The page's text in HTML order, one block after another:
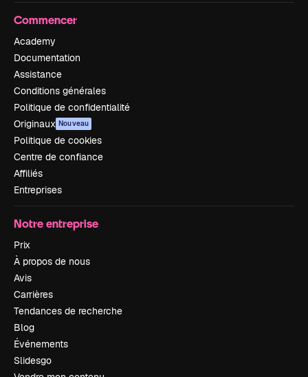
Commencer
Academy
Documentation
Assistance
Conditions générales
Politique de confidentialité
Originaux Nouveau
Politique de cookies
Centre de confiance
Affiliés
Entreprises
Notre entreprise
Prix
À propos de nous
Avis
Carrières
Tendances de recherche
Blog
Événements
Slidesgo